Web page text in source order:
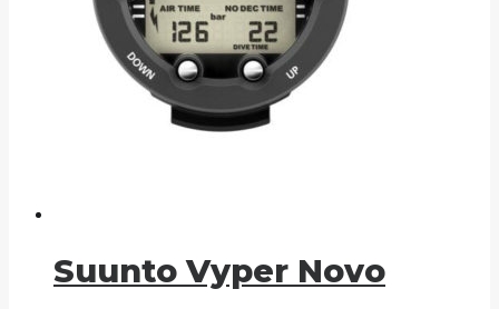
Suunto Vyper Novo